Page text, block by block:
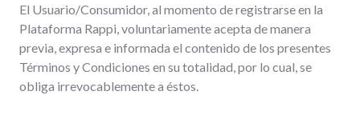
El Usuario/Consumidor, al momento de registrarse en la
Plataforma Rappi, voluntariamente acepta de manera
previa, expresa e informada el contenido de los presentes
Términos y Condiciones en su totalidad, por lo cual, se
obliga irrevocablemente a éstos.